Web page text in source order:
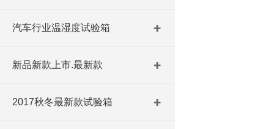
汽车行业温湿度试验箱
新品新款上市.最新款
2017秋冬最新款试验箱